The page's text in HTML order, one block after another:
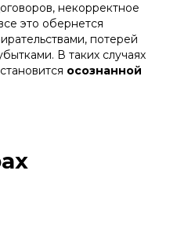
некорректное
это обернется
потерей
В таких случаях
осознанной